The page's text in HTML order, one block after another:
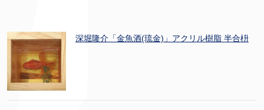
深堀隆介「金魚酒(琉金)」アクリル樹脂 半合枡